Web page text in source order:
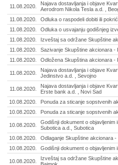
11.08.2020.
Najava dostavljanja i objave
Aerodrom Nikola Tesla a.d. ,
11.08.2020.
Odluka o raspodeli dobiti ili
11.08.2020.
Odluka o usvajanju godišnjeg
11.08.2020.
Izveštaj sa održane Skupštine
11.08.2020.
Sazivanje Skupštine akcionara -
11.08.2020.
Odložena Skupština akcionara -
11.08.2020.
Najava dostavljanja i objave
Jedinstvo a.d. , Sevojno
11.08.2020.
Najava dostavljanja i objave
Erste bank a.d. , Novi Sad
10.08.2020.
Ponuda za sticanje sopstvenih
10.08.2020.
Ponuda za sticanje sopstvenih
10.08.2020.
Godišnji dokument o
Subotica a.d., Subotica
10.08.2020.
Odlaganje Skupštine akcionara
10.08.2020.
Godišnji dokument o objavljenim
10.08.2020.
Izveštaj sa održane Skupštine